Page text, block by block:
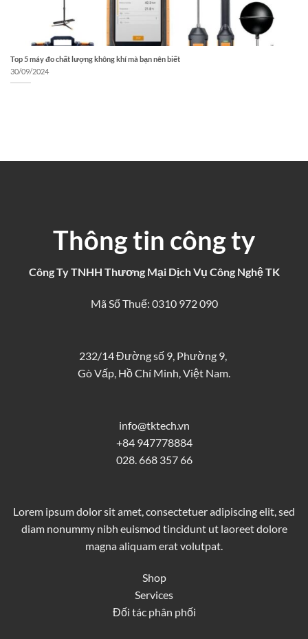
Top 5 máy đo chất lượng không khí mà bạn nên biết
30/09/2024
Thông tin công ty
Công Ty TNHH Thương Mại Dịch Vụ Công Nghệ TK
Mã Số Thuế: 0310 972 090
232/14 Đường số 9, Phường 9,
Gò Vấp, Hồ Chí Minh, Việt Nam.
info@tktech.vn
+84 947778884
028. 668 357 66
Lorem ipsum dolor sit amet, consectetuer adipiscing elit, sed
diam nonummy nibh euismod tincidunt ut laoreet dolore
magna aliquam erat volutpat.
Shop
Services
Đối tác phân phối